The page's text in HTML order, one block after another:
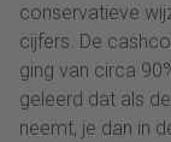
conservatieve
cijfers. De
ging van circa
geleerd dat als
neemt, je dan in